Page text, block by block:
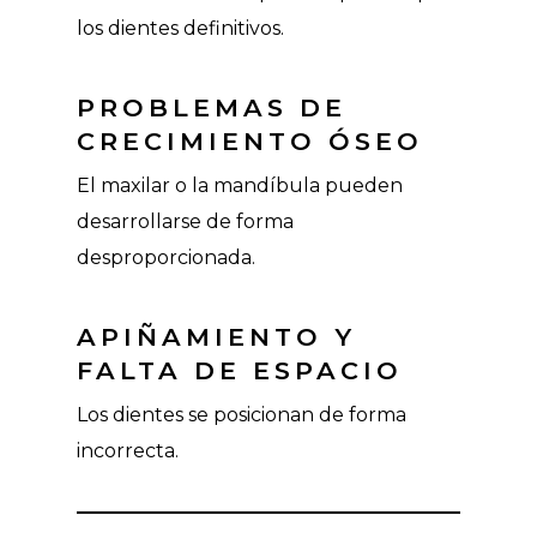
los dientes definitivos.
PROBLEMAS DE
CRECIMIENTO ÓSEO
El maxilar o la mandíbula pueden
desarrollarse de forma
desproporcionada.
APIÑAMIENTO Y
FALTA DE ESPACIO
Los dientes se posicionan de forma
incorrecta.